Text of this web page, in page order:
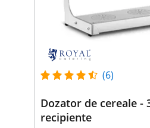
(6)
Dozator de cereale -
recipiente